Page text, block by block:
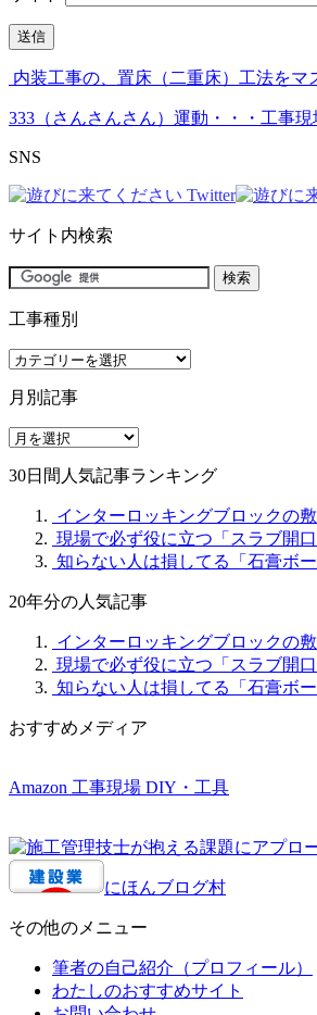
内装工事の、置床（二重床）工法をマ
333（さんさんさん）運動・・・工事
SNS
サイト内検索
工事種別
工
種
別
月別記事
月
記
30日間人気記事ランキング
インターロッキングブロックの
現場で必ず役に立つ「スラブ開
知らない人は損してる「石膏ボ
20年分の人気記事
インターロッキングブロックの
現場で必ず役に立つ「スラブ開
知らない人は損してる「石膏ボ
おすすめメディア
Amazon 工事現場 DIY・工具
にほんブログ村
その他のメニュー
筆者の自己紹介（プロフィール）
わたしのおすすめサイト